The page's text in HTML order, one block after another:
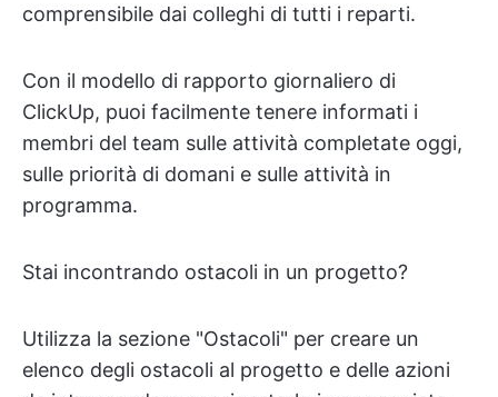
comprensibile dai colleghi di tutti i reparti.
Con il modello di rapporto giornaliero di
ClickUp, puoi facilmente tenere informati i
membri del team sulle attività completate oggi,
sulle priorità di domani e sulle attività in
programma.
Stai incontrando ostacoli in un progetto?
Utilizza la sezione "Ostacoli" per creare un
elenco degli ostacoli al progetto e delle azioni